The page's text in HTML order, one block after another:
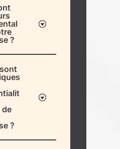
?
de
?